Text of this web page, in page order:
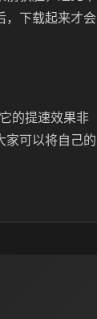
，下载起来才会
的提速效果非
家可以将自己的